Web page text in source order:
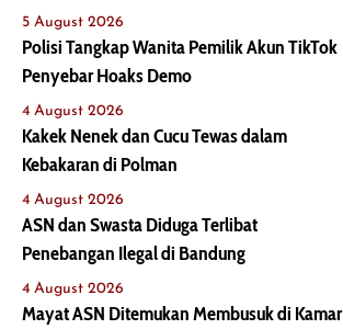
5 August 2026
Polisi Tangkap Wanita Pemilik Akun TikTok
Penyebar Hoaks Demo
4 August 2026
Kakek Nenek dan Cucu Tewas dalam
Kebakaran di Polman
4 August 2026
ASN dan Swasta Diduga Terlibat
Penebangan Ilegal di Bandung
4 August 2026
Mayat ASN Ditemukan Membusuk di Kamar